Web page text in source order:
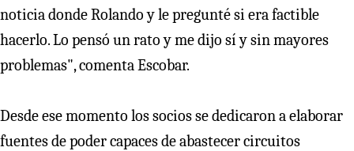
noticia donde Rolando y le pregunté si era factible
hacerlo. Lo pensó un rato y me dijo sí y sin mayores
problemas", comenta Escobar.
Desde ese momento los socios se dedicaron a elaborar
fuentes de poder capaces de abastecer circuitos